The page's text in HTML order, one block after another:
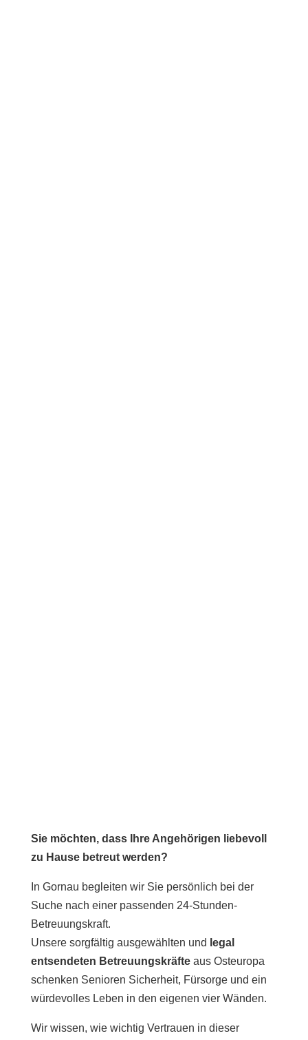
Sie möchten, dass Ihre Angehörigen liebevoll
zu Hause betreut werden?
In Gornau begleiten wir Sie persönlich bei der
Suche nach einer passenden 24-Stunden-
Betreuungskraft.
Unsere sorgfältig ausgewählten und legal
entsendeten Betreuungskräfteaus Osteuropa
schenken Senioren Sicherheit, Fürsorge und ein
würdevolles Leben in den eigenen vier Wänden.
Wir wissen, wie wichtig Vertrauen in dieser